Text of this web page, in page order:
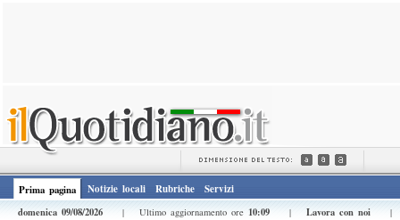
Prima pagina Notizie locali Rubriche
Servizi
domenica 09/08/2026
| Ultimo aggiornamento ore 10:09 | Lavora con noi